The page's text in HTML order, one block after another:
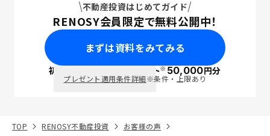
不動産投資はじめてガイド
RENOSY会員限定で無料公開中！
まずは資料をみてみる
初回面談で ポイント※50,000円分
プレゼント適用条件詳細※条件・上限あり
TOP RENOSY不動産投資
お客様の声